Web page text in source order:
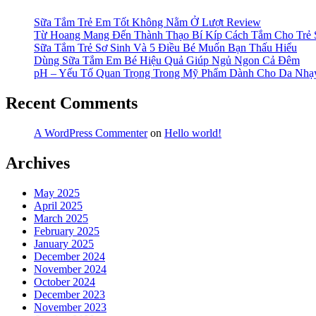
Sữa Tắm Trẻ Em Tốt Không Nằm Ở Lượt Review
Từ Hoang Mang Đến Thành Thạo Bí Kíp Cách Tắm Cho Trẻ
Sữa Tắm Trẻ Sơ Sinh Và 5 Điều Bé Muốn Bạn Thấu Hiểu
Dùng Sữa Tắm Em Bé Hiệu Quả Giúp Ngủ Ngon Cả Đêm
pH – Yếu Tố Quan Trọng Trong Mỹ Phẩm Dành Cho Da
Recent Comments
A WordPress Commenteron Hello world!
Archives
May 2025
April 2025
March 2025
February 2025
January 2025
December 2024
November 2024
October 2024
December 2023
November 2023